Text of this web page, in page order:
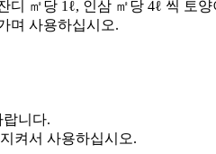
㎡당 1ℓ, 인삼 ㎡당 4ℓ 씩 토
며 사용하십시오.
니다.
켜서 사용하십시오.​